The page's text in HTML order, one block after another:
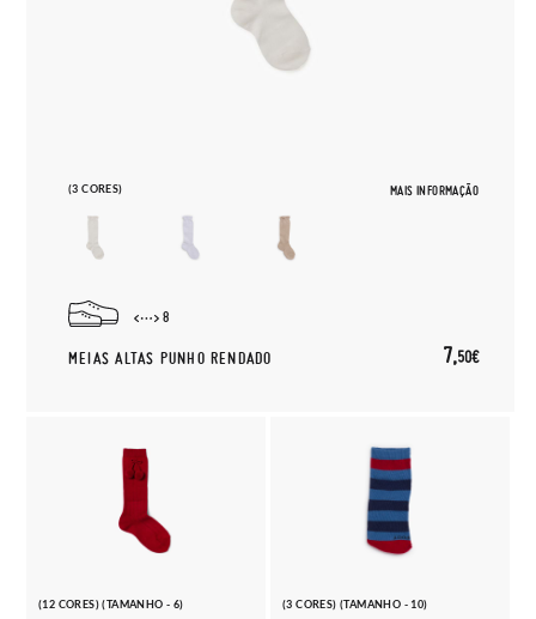
(3 CORES) MAIS INFORMAÇÃO
8
MEIAS ALTAS PUNHO RENDADO 7,50€
(12 CORES) (TAMANHO - 6) (3 CORES) (TAMANHO - 10)